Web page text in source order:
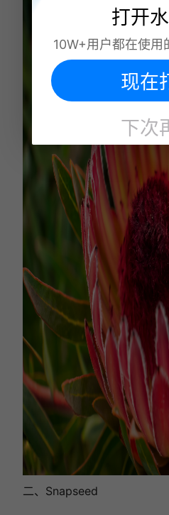
二、Snapseed
打开
10W+用户都在使用
现在
下次